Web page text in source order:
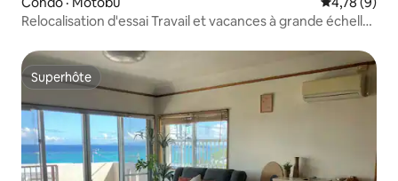
Relocalisation d'essai Travail et vacances à grande échelle
Superhôte
Superhôte